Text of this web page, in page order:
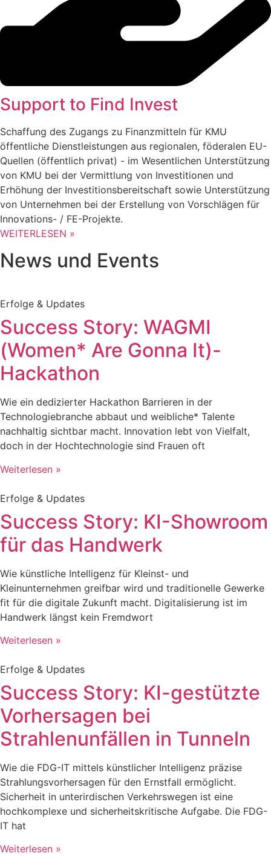
Support to Find Invest
Schaffung des Zugangs zu Finanzmitteln für KMU
öffentliche Dienstleistungen aus regionalen, föderalen EU-
Quellen (öffentlich privat) - im Wesentlichen Unterstützung
von KMU bei der Vermittlung von Investitionen und
Erhöhung der Investitionsbereitschaft sowie Unterstützung
von Unternehmen bei der Erstellung von Vorschlägen für
Innovations- / FE-Projekte.
WEITERLESEN »
News und Events
Erfolge & Updates
Success Story: WAGMI
(Women* Are Gonna It)-
Hackathon
Wie ein dedizierter Hackathon Barrieren in der
Technologiebranche abbaut und weibliche* Talente
nachhaltig sichtbar macht. Innovation lebt von Vielfalt,
doch in der Hochtechnologie sind Frauen oft
Weiterlesen »
Erfolge & Updates
Success Story: KI-Showroom
für das Handwerk
Wie künstliche Intelligenz für Kleinst- und
Kleinunternehmen greifbar wird und traditionelle Gewerke
fit für die digitale Zukunft macht. Digitalisierung ist im
Handwerk längst kein Fremdwort
Weiterlesen »
Erfolge & Updates
Success Story: KI-gestützte
Vorhersagen bei
Strahlenunfällen in Tunneln
Wie die FDG-IT mittels künstlicher Intelligenz präzise
Strahlungsvorhersagen für den Ernstfall ermöglicht.
Sicherheit in unterirdischen Verkehrswegen ist eine
hochkomplexe und sicherheitskritische Aufgabe. Die FDG-
IT hat
Weiterlesen »